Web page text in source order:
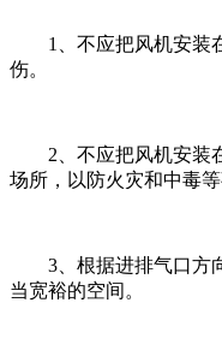
1、不应把风机安装在
伤。
2、不应把风机安装在
场所，以防火灾和中毒等
3、根据进排气口方向
当宽裕的空间。